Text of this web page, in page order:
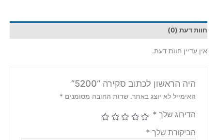
חוות דעת (0)
אין עדיין חוות דעת.
היה הראשון לכתוב סקירה “5200”
האימייל לא יוצג באתר. שדות החובה מסומנים *
הדירוג שלך *
הביקורת שלך *